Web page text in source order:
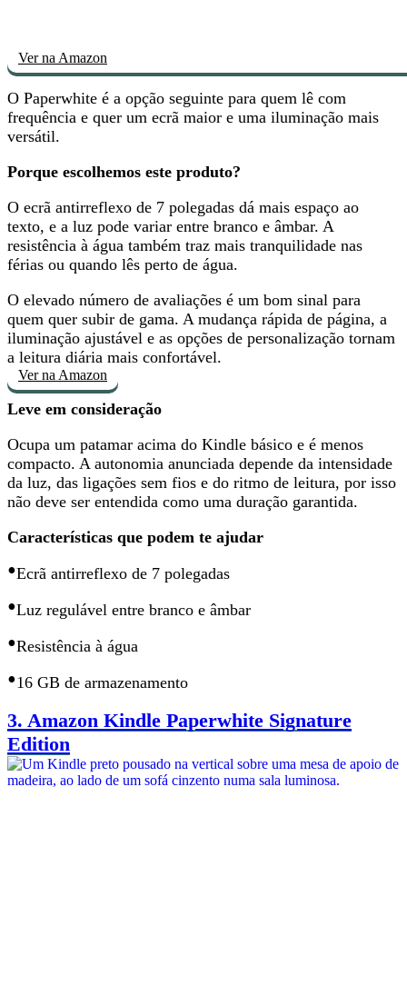
Ver na Amazon
O Paperwhite é a opção seguinte para quem lê com
frequência e quer um ecrã maior e uma iluminação mais
versátil.
Porque escolhemos este produto?
O ecrã antirreflexo de 7 polegadas dá mais espaço ao
texto, e a luz pode variar entre branco e âmbar. A
resistência à água também traz mais tranquilidade nas
férias ou quando lês perto de água.
O elevado número de avaliações é um bom sinal para
quem quer subir de gama. A mudança rápida de página, a
iluminação ajustável e as opções de personalização tornam
a leitura diária mais confortável.
Ver na Amazon
Leve em consideração
Ocupa um patamar acima do Kindle básico e é menos
compacto. A autonomia anunciada depende da intensidade
da luz, das ligações sem fios e do ritmo de leitura, por isso
não deve ser entendida como uma duração garantida.
Características que podem te ajudar
•Ecrã antirreflexo de 7 polegadas
•Luz regulável entre branco e âmbar
•Resistência à água
•16 GB de armazenamento
3. Amazon Kindle Paperwhite Signature
Edition